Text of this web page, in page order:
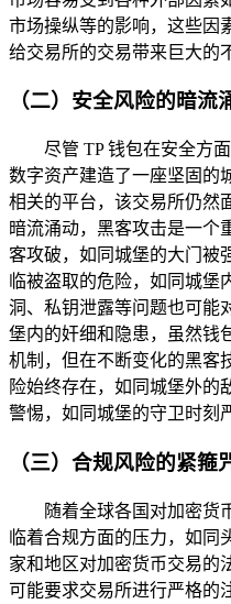
市场操纵等的影响，这些因
给交易所的交易带来巨大的
（二）安全风险的暗流
尽管 TP 钱包在安全方
数字资产建造了一座坚固的
相关的平台，该交易所仍然
暗流涌动，黑客攻击是一个
客攻破，如同城堡的大门被
临被盗取的危险，如同城堡
洞、私钥泄露等问题也可能
堡内的奸细和隐患，虽然钱
机制，但在不断变化的黑客
险始终存在，如同城堡外的
警惕，如同城堡的守卫时刻
（三）合规风险的紧箍
随着全球各国对加密货
临着合规方面的压力，如同
家和地区对加密货币交易的
可能要求交易所进行严格的